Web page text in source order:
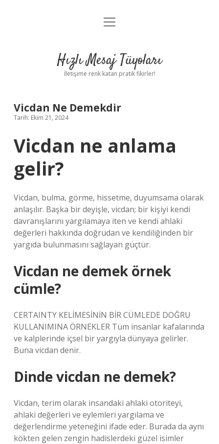
Anasayfa
Yasal Uyarı
menüyü
Hızlı Mesaj Tüyoları
İletişime renk katan pratik fikirler!
Vicdan Ne Demekdir
Tarih: Ekim 21, 2024
Vicdan ne anlama
gelir?
Vicdan, bulma, görme, hissetme, duyumsama olarak
anlaşılır. Başka bir deyişle, vicdan; bir kişiyi kendi
davranışlarını yargılamaya iten ve kendi ahlaki
değerleri hakkında doğrudan ve kendiliğinden bir
yargıda bulunmasını sağlayan güçtür.
Vicdan ne demek örnek
cümle?
CERTAINTY KELİMESİNİN BİR CÜMLEDE DOĞRU
KULLANIMINA ÖRNEKLER Tüm insanlar kafalarında
ve kalplerinde içsel bir yargıyla dünyaya gelirler.
Buna vicdan denir.
Dinde vicdan ne demek?
Vicdan, terim olarak insandaki ahlaki otoriteyi,
ahlaki değerleri ve eylemleri yargılama ve
değerlendirme yeteneğini ifade eder. Burada da aynı
kökten gelen zengin hadislerdeki güzel isimler